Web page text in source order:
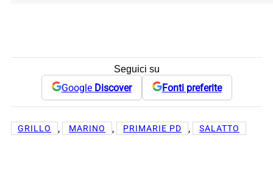
Seguici su
Google Discover Fonti preferite
GRILLO , MARINO , PRIMARIE PD , SALATTO